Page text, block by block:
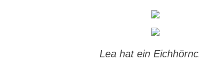
Lea hat ein